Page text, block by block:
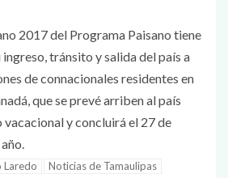
2017 del Programa Paisano tiene
ingreso, tránsito y salida del país a
de connacionales residentes en
que se prevé arriben al país
y concluirá el 27 de
Laredo
Noticias de Tamaulipas